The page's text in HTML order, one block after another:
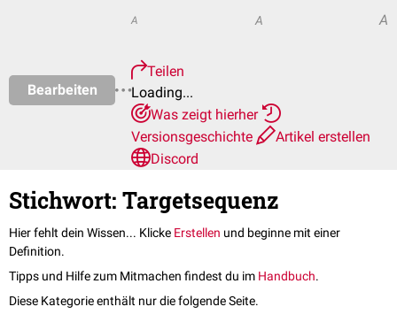
Bearbeiten
A A A
Teilen
Loading...
Was zeigt hierher
Versionsgeschichte
Artikel erstellen
Discord
Stichwort: Targetsequenz
Hier fehlt dein Wissen... Klicke Erstellen und beginne mit einer
Definition.
Tipps und Hilfe zum Mitmachen findest du im Handbuch.
Diese Kategorie enthält nur die folgende Seite.